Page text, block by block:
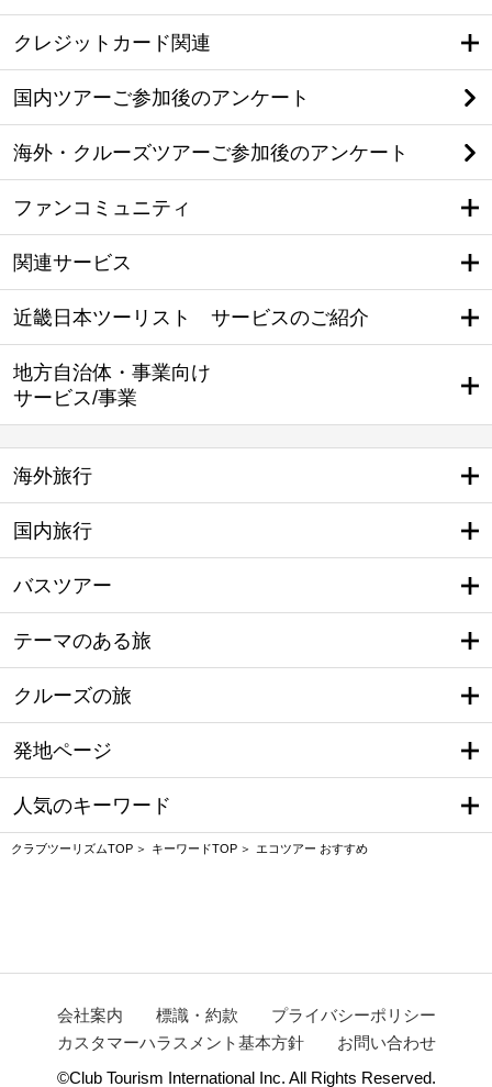
クレジットカード関連
国内ツアーご参加後のアンケート
海外・クルーズツアーご参加後のアンケート
ファンコミュニティ
関連サービス
近畿日本ツーリスト サービスのご紹介
地方自治体・事業向け
サービス/事業
海外旅行
国内旅行
バスツアー
テーマのある旅
クルーズの旅
発地ページ
人気のキーワード
クラブツーリズムTOP キーワードTOP エコツアー おすすめ
会社案内 標識・約款
プライバシーポリシー
カスタマーハラスメント基本方針
お問い合わせ
©Club Tourism International Inc. All Rights Reserved.